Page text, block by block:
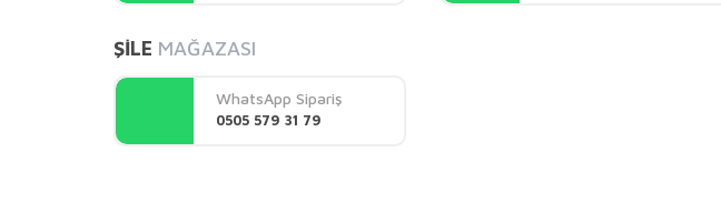
Ürün fiyatı diğer sitelerden daha pahalı.
Bu ürüne benzer farklı alternatifler olmalı.
ŞİLE MAĞAZASI
WhatsApp Sipariş
0505 579 31 79